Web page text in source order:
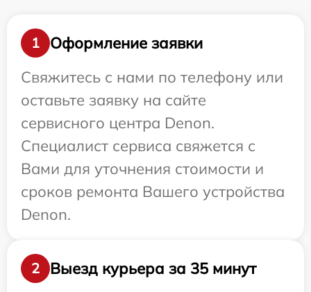
1
Оформление заявки
Свяжитесь с нами по телефону или
оставьте заявку на сайте
сервисного центра Denon.
Специалист сервиса свяжется с
Вами для уточнения стоимости и
сроков ремонта Вашего устройства
Denon.
2
Выезд курьера за 35 минут